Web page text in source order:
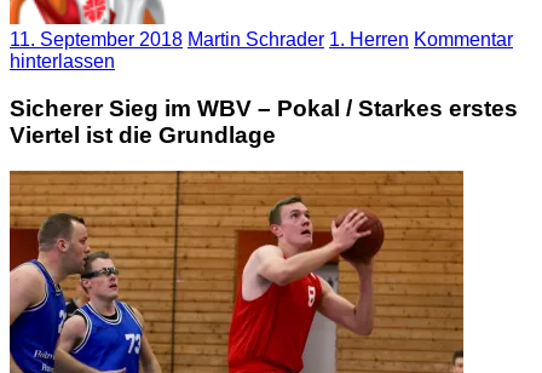
11. September 2018 Martin Schrader 1. Herren Kommentar
hinterlassen
Sicherer Sieg im WBV – Pokal / Starkes erstes
Viertel ist die Grundlage